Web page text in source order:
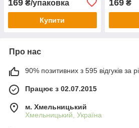
169 ₴/упаковка
Купити
169₴
Про нас
90% позитивних з 595 відгуків за
Працює з 02.07.2015
м. Хмельницький
Хмельницький, Україна